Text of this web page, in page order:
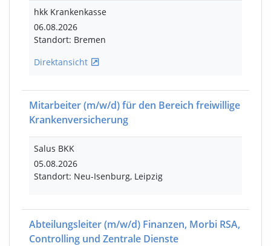
hkk Krankenkasse
06.08.2026
Standort: Bremen
Direktansicht
Mitarbeiter(m/w/d)für den Bereich freiwillige
Krankenversicherung
Salus BKK
05.08.2026
Standort: Neu-Isenburg, Leipzig
Abteilungsleiter(m/w/d) Finanzen, Morbi RSA,
Controlling und Zentrale Dienste